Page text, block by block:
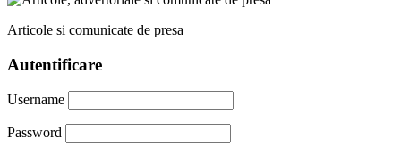
Articole si comunicate de presa
Autentificare
Username
Password